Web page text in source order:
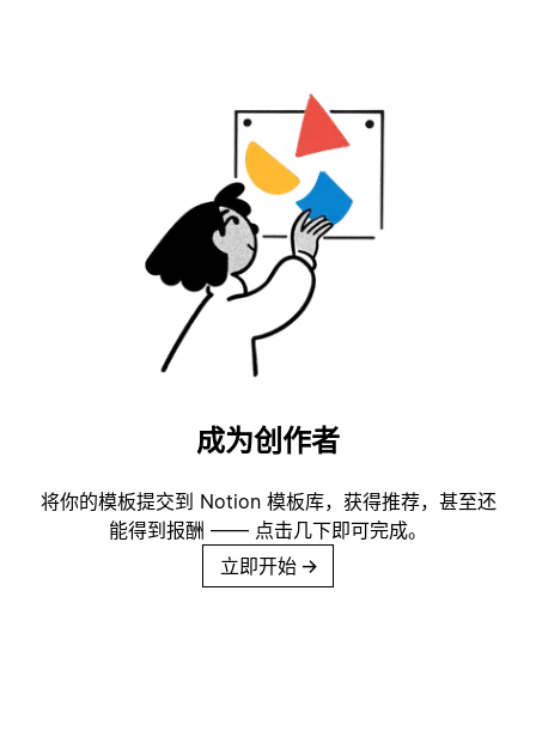
成为创作者
将你的模板提交到 Notion 模板库，获得推荐，甚至还
能得到报酬 —— 点击几下即可完成。
立即开始 →